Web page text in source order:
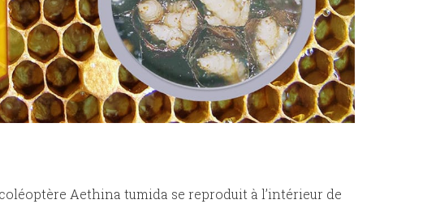
Aethina tumida se reproduit à l’intérieur de